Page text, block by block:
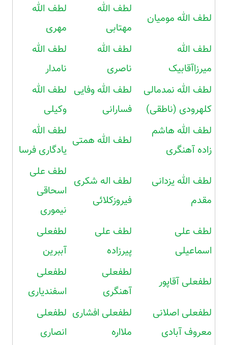
لطف الله مومیان
لطف الله
مهتابی
لطف الله
مهری
لطف الله
میرزاآقابیک
لطف الله
ناصری
لطف الله
نامدار
لطف الله نمدمالی
کلهرودی (ناطقی)
لطف الله وفایی
فسارانی
لطف الله
وکیلی
لطف الله هاشم
زاده آهنگری
لطف الله همتی
لطف الله
یادگاری فرسا
لطف الله یزدانی
مقدم
لطف اله شکری
فیروزکلائی
لطف علی
اسحاقی
نیموری
لطف علی
اسماعیلی
لطف علی
پیرزاده
لطفعلی
آببرین
لطفعلی آقاپور
لطفعلی
آهنگری
لطفعلی
اسفندیاری
لطفعلی اصلانی
معروف آبادی
لطفعلی افشاری
ملااره
لطفعلی
انصاری